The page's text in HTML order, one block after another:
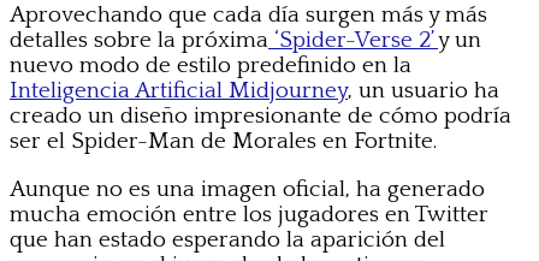
Aprovechando que cada día surgen más y más
detalles sobre la próxima ‘Spider-Verse 2’y un
nuevo modo de estilo predefinido en la
Inteligencia Artificial Midjourney, un usuario ha
creado un diseño impresionante de cómo podría
ser el Spider-Man de Morales en Fortnite.
Aunque no es una imagen oficial, ha generado
mucha emoción entre los jugadores en Twitter
que han estado esperando la aparición del